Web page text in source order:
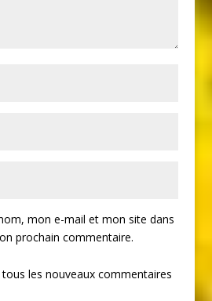
mon e-mail et mon site dans
prochain commentaire.
les nouveaux commentaires